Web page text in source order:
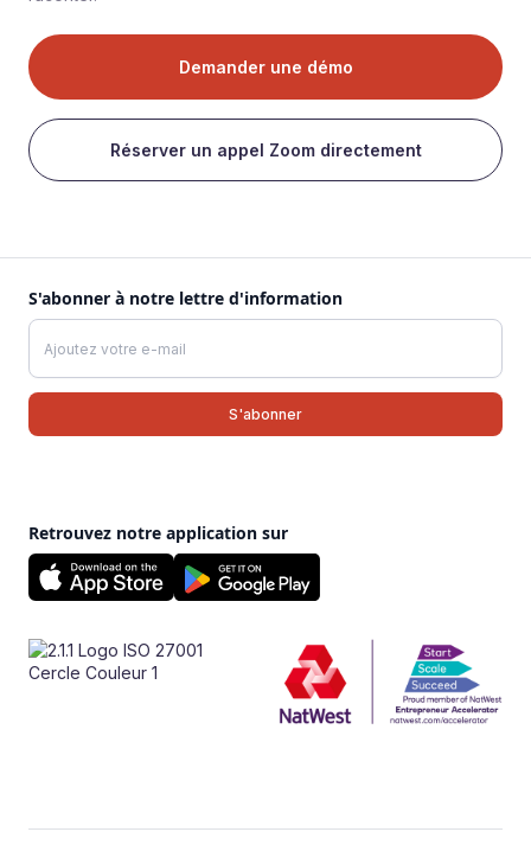
Demander une démo
Réserver un appel Zoom directement
S'abonner à notre lettre d'information
Retrouvez notre application sur